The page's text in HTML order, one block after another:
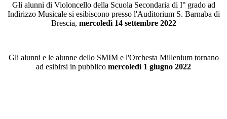
Gli alunni di Violoncello della Scuola Secondaria di I° grado ad
Indirizzo Musicale si esibiscono presso l'Auditorium S. Barnaba di
Brescia, mercoledì 14 settembre 2022
Gli alunni e le alunne dello SMIM e l'Orchesta Millenium tornano
ad esibirsi in pubblico mercoledì 1 giugno 2022